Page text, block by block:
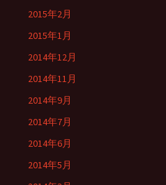
2015年2月
2015年1月
2014年12月
2014年11月
2014年9月
2014年7月
2014年6月
2014年5月